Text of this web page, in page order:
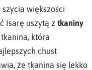
większości
Isarę uszytą z tkaniny
tkanina, która
chust
że tkanina się lekko